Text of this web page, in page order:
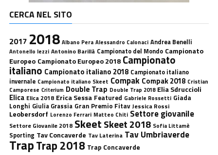
CERCA NEL SITO
2017 2018 Albano Pera Alessandro Calonaci Andrea Benelli
Antonello Iezzi Antonino Barillà Campionato del Mondo Campionato
Europeo Campionato Europeo 2018 Campionato
italiano Campionato italiano 2018 Campionato italiano
invernale Campionato italiano Skeet Compak Compak 2018 Cristian
Camporese Criterium Double Trap Double Trap 2018 Elia Sdruccioli
Elica Elica 2018 Erica Sessa Featured Gabriele Rossetti Giada
Longhi Giulia Grassia Gran Premio Fitav Jessica Rossi
Leobersdorf Lorenzo Ferrari Matteo Chiti Settore giovanile
Settore Giovanile 2018 SkeetSkeet 2018 Sofia Littamè
Sporting Tav Concaverde Tav Laterina Tav Umbriaverde
TrapTrap 2018 Trap Concaverde